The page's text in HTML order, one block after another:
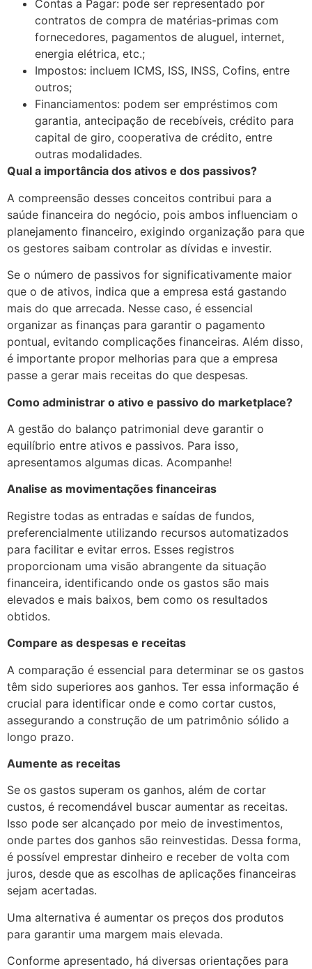
Contas a Pagar: pode ser representado por
contratos de compra de matérias-primas com
fornecedores, pagamentos de aluguel, internet,
energia elétrica, etc.;
Impostos: incluem ICMS, ISS, INSS, Cofins, entre
outros;
Financiamentos: podem ser empréstimos com
garantia, antecipação de recebíveis, crédito para
capital de giro, cooperativa de crédito, entre
outras modalidades.
Qual a importância dos ativos e dos passivos?
A compreensão desses conceitos contribui para a
saúde financeira do negócio, pois ambos influenciam o
planejamento financeiro, exigindo organização para que
os gestores saibam controlar as dívidas e investir.
Se o número de passivos for significativamente maior
que o de ativos, indica que a empresa está gastando
mais do que arrecada. Nesse caso, é essencial
organizar as finanças para garantir o pagamento
pontual, evitando complicações financeiras. Além disso,
é importante propor melhorias para que a empresa
passe a gerar mais receitas do que despesas.
Como administrar o ativo e passivo do marketplace?
A gestão do balanço patrimonial deve garantir o
equilíbrio entre ativos e passivos. Para isso,
apresentamos algumas dicas. Acompanhe!
Analise as movimentações financeiras
Registre todas as entradas e saídas de fundos,
preferencialmente utilizando recursos automatizados
para facilitar e evitar erros. Esses registros
proporcionam uma visão abrangente da situação
financeira, identificando onde os gastos são mais
elevados e mais baixos, bem como os resultados
obtidos.
Compare as despesas e receitas
A comparação é essencial para determinar se os gastos
têm sido superiores aos ganhos. Ter essa informação é
crucial para identificar onde e como cortar custos,
assegurando a construção de um patrimônio sólido a
longo prazo.
Aumente as receitas
Se os gastos superam os ganhos, além de cortar
custos, é recomendável buscar aumentar as receitas.
Isso pode ser alcançado por meio de investimentos,
onde partes dos ganhos são reinvestidas. Dessa forma,
é possível emprestar dinheiro e receber de volta com
juros, desde que as escolhas de aplicações financeiras
sejam acertadas.
Uma alternativa é aumentar os preços dos produtos
para garantir uma margem mais elevada.
Conforme apresentado, há diversas orientações para